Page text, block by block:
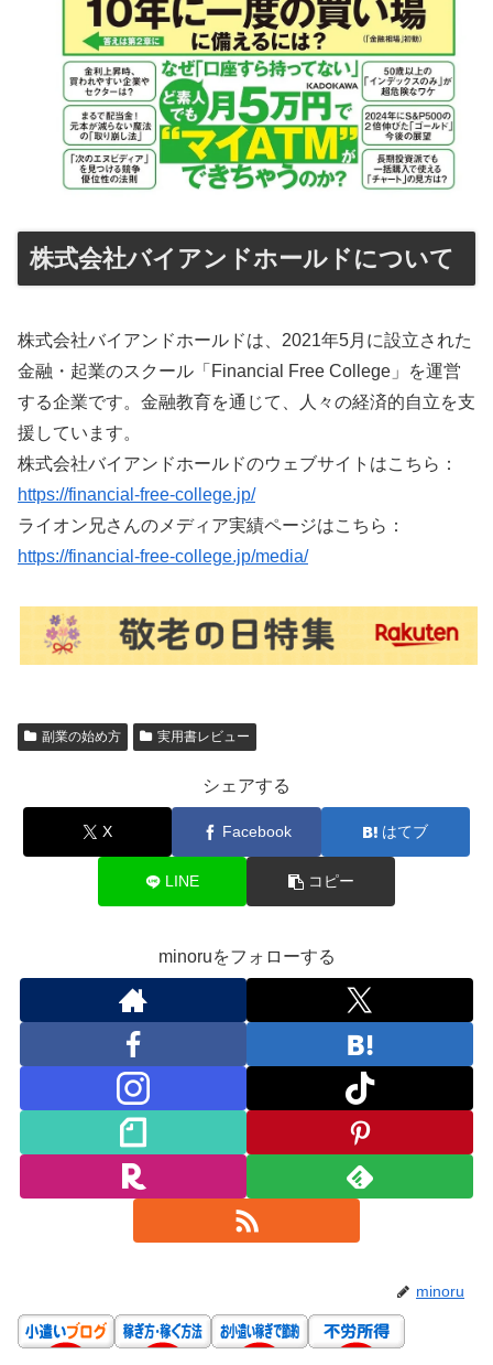
株式会社バイアンドホールドについて
株式会社バイアンドホールドは、2021年5月に設立された
金融・起業のスクール「Financial Free College」を運営
する企業です。金融教育を通じて、人々の経済的自立を支
援しています。
株式会社バイアンドホールドのウェブサイトはこちら：
https://financial-free-college.jp/
ライオン兄さんのメディア実績ページはこちら：
https://financial-free-college.jp/media/
副業の始め方 実用書レビュー
シェアする
X Facebook はてブ
LINE コピー
minoruをフォローする
minoru